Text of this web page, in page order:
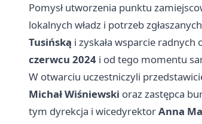
Pomysł utworzenia punktu
lokalnych władz i potrzeb
Tusińską i zyskała wsparcie radnych
czerwcu 2024 i od tego momentu
W otwarciu uczestniczyli
Michał Wiśniewski oraz zastępca
tym dyrekcja i wicedyrektorAnna